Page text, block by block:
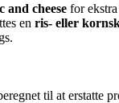
and cheese for
en ris- eller
til at erstatte